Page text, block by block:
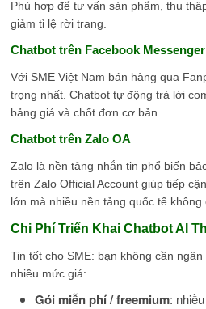
Phù hợp để tư vấn sản phẩm, thu
giảm tỉ lệ rời trang.
Chatbot trên Facebook Messenger
Với SME Việt Nam bán hàng qua
trọng nhất. Chatbot tự động trả lời
bảng giá và chốt đơn cơ bản.
Chatbot trên Zalo OA
Zalo là nền tảng nhắn tin phổ biến
trên Zalo Official Account giúp tiếp
lớn mà nhiều nền tảng quốc tế không
Chi Phí Triển Khai Chatbot AI
Tin tốt cho SME: bạn không cần
nhiều mức giá:
Gói miễn phí / freemium: